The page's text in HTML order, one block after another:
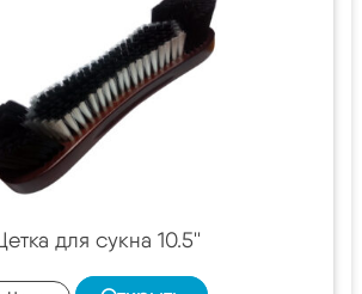
для сукна 10.5''